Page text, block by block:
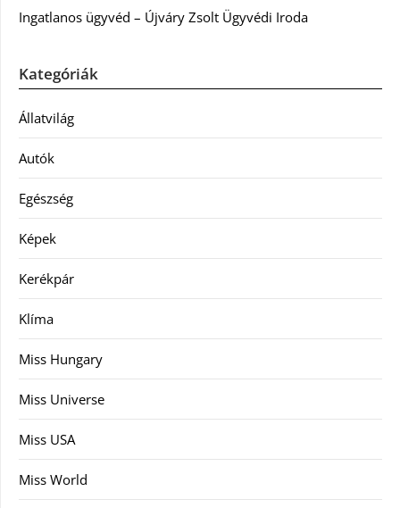
Ingatlanos ügyvéd – Újváry Zsolt Ügyvédi Iroda
Kategóriák
Állatvilág
Autók
Egészség
Képek
Kerékpár
Klíma
Miss Hungary
Miss Universe
Miss USA
Miss World